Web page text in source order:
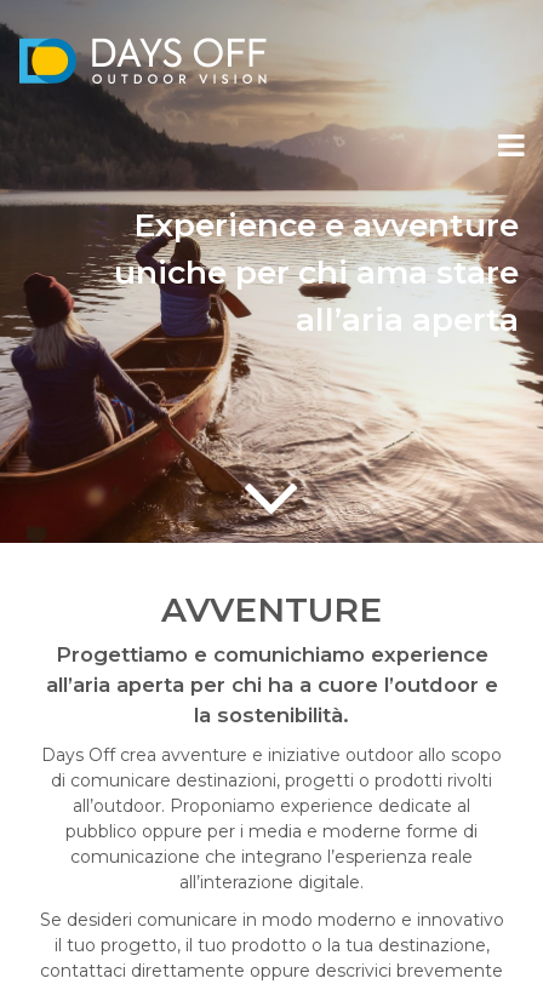
Experience e avventure
uniche per chi ama stare
all’aria aperta
AVVENTURE
Progettiamo e comunichiamo experience
all’aria aperta per chi ha a cuore l’outdoor e
la sostenibilità.
Days Off crea avventure e iniziative outdoor allo scopo
di comunicare destinazioni, progetti o prodotti rivolti
all’outdoor. Proponiamo experience dedicate al
pubblico oppure per i media e moderne forme di
comunicazione che integrano l’esperienza reale
all’interazione digitale.
Se desideri comunicare in modo moderno e innovativo
il tuo progetto, il tuo prodotto o la tua destinazione,
contattaci direttamente oppure descrivici brevemente